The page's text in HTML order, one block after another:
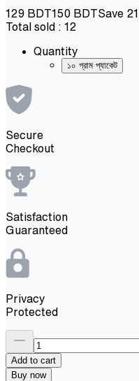
129 BDT150 BDTSave 21
Total sold : 12
Quantity
১০ গ্রাম প্যাকেট
Secure
Checkout
Satisfaction
Guaranteed
Privacy
Protected
Add to cart
Buy now